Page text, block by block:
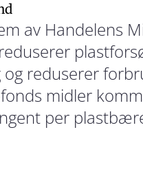
av Handelens
og reduserer
midler
per